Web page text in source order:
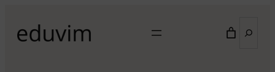
contenido